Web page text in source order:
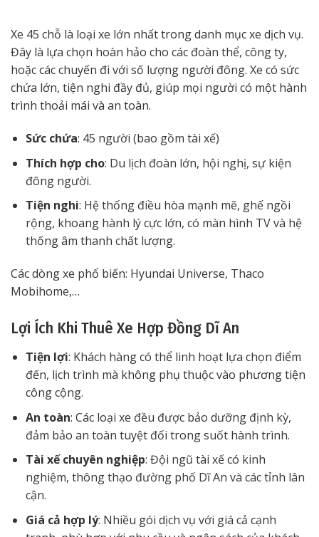
Xe 45 chỗ là loại xe lớn nhất trong danh mục xe dịch vụ.
Đây là lựa chọn hoàn hảo cho các đoàn thể, công ty,
hoặc các chuyến đi với số lượng người đông. Xe có sức
chứa lớn, tiện nghi đầy đủ, giúp mọi người có một hành
trình thoải mái và an toàn.
Sức chứa: 45 người (bao gồm tài xế)
Thích hợp cho: Du lịch đoàn lớn, hội nghị, sự kiện
đông người.
Tiện nghi: Hệ thống điều hòa mạnh mẽ, ghế ngồi
rộng, khoang hành lý cực lớn, có màn hình TV và hệ
thống âm thanh chất lượng.
Các dòng xe phổ biến: Hyundai Universe, Thaco
Mobihome,…
Lợi Ích Khi Thuê Xe Hợp Đồng Dĩ An
Tiện lợi: Khách hàng có thể linh hoạt lựa chọn điểm
đến, lịch trình mà không phụ thuộc vào phương tiện
công cộng.
An toàn: Các loại xe đều được bảo dưỡng định kỳ,
đảm bảo an toàn tuyệt đối trong suốt hành trình.
Tài xế chuyên nghiệp: Đội ngũ tài xế có kinh
nghiệm, thông thạo đường phố Dĩ An và các tỉnh lân
cận.
Giá cả hợp lý: Nhiều gói dịch vụ với giá cả cạnh